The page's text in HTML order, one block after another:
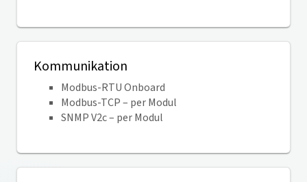
Kommunikation
Modbus-RTU Onboard
Modbus-TCP – per Modul
SNMP V2c – per Modul